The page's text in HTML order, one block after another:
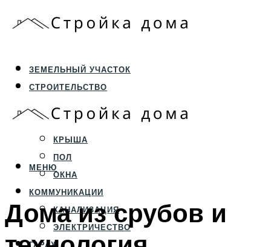
ЗЕМЕЛЬНЫЙ УЧАСТОК
СТРОИТЕЛЬСТВО
ФУНДАМЕНТ И ЦОКОЛЬ
ПЕРЕКРЫТИЯ И СТЕНЫ
КРЫША
ПОЛ
ОКНА
КОММУНИКАЦИИ
КАНАЛИЗАЦИЯ
ЭЛЕКТРИЧЕСТВО
ГАРАЖ
МЕНЮ
Дома из срубов и